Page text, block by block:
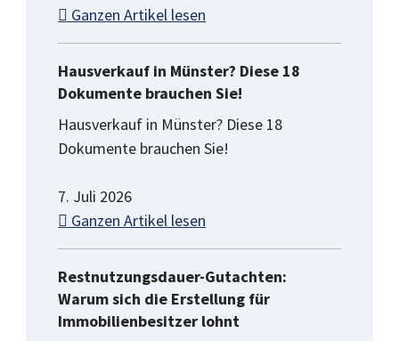
Ganzen Artikel lesen
Hausverkauf in Münster? Diese 18
Dokumente brauchen Sie!
Hausverkauf in Münster? Diese 18
Dokumente brauchen Sie!
7. Juli 2026
Ganzen Artikel lesen
Restnutzungsdauer-Gutachten:
Warum sich die Erstellung für
Immobilienbesitzer lohnt